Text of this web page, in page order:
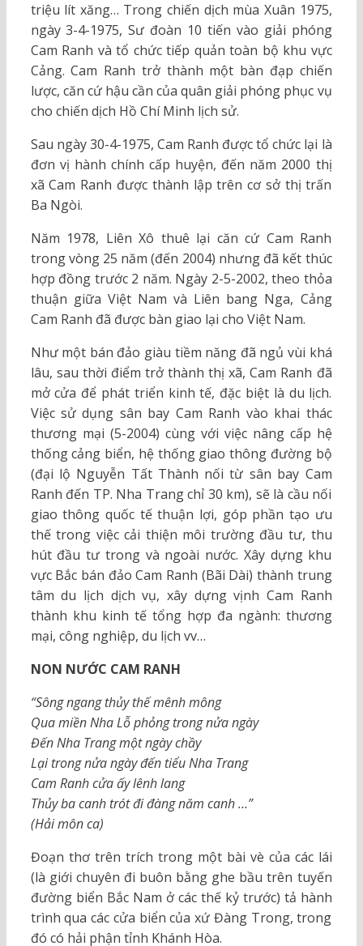
triệu lít xăng… Trong chiến dịch mùa Xuân 1975,
ngày 3-4-1975, Sư đoàn 10 tiến vào giải phóng
Cam Ranh và tổ chức tiếp quản toàn bộ khu vực
Cảng. Cam Ranh trở thành một bàn đạp chiến
lược, căn cứ hậu cần của quân giải phóng phục vụ
cho chiến dịch Hồ Chí Minh lịch sử.
Sau ngày 30-4-1975, Cam Ranh được tổ chức lại là
đơn vị hành chính cấp huyện, đến năm 2000 thị
xã Cam Ranh được thành lập trên cơ sở thị trấn
Ba Ngòi.
Năm 1978, Liên Xô thuê lại căn cứ Cam Ranh
trong vòng 25 năm (đến 2004) nhưng đã kết thúc
hợp đồng trước 2 năm. Ngày 2-5-2002, theo thỏa
thuận giữa Việt Nam và Liên bang Nga, Cảng
Cam Ranh đã được bàn giao lại cho Việt Nam.
Như một bán đảo giàu tiềm năng đã ngủ vùi khá
lâu, sau thời điểm trở thành thị xã, Cam Ranh đã
mở cửa để phát triển kinh tế, đặc biệt là du lịch.
Việc sử dụng sân bay Cam Ranh vào khai thác
thương mại (5-2004) cùng với việc nâng cấp hệ
thống cảng biển, hệ thống giao thông đường bộ
(đại lộ Nguyễn Tất Thành nối từ sân bay Cam
Ranh đến TP. Nha Trang chỉ 30 km), sẽ là cầu nối
giao thông quốc tế thuận lợi, góp phần tạo ưu
thế trong việc cải thiện môi trường đầu tư, thu
hút đầu tư trong và ngoài nước. Xây dựng khu
vực Bắc bán đảo Cam Ranh (Bãi Dài) thành trung
tâm du lịch dịch vụ, xây dựng vịnh Cam Ranh
thành khu kinh tế tổng hợp đa ngành: thương
mại, công nghiệp, du lịch vv…
NON NƯỚC CAM RANH
“Sông ngang thủy thế mênh mông
Qua miền Nha Lỗ phỏng trong nửa ngày
Đến Nha Trang một ngày chầy
Lại trong nửa ngày đến tiểu Nha Trang
Cam Ranh cửa ấy lênh lang
Thủy ba canh trót đi đàng năm canh …”
(Hải môn ca)
Đoạn thơ trên trích trong một bài vè của các lái
(là giới chuyên đi buôn bằng ghe bầu trên tuyến
đường biển Bắc Nam ở các thế kỷ trước) tả hành
trình qua các cửa biển của xứ Đàng Trong, trong
đó có hải phận tỉnh Khánh Hòa.